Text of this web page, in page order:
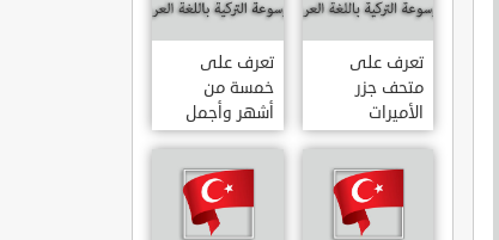
تعرف على
متحف جزر
الأميرات
ADALAR
MÜZESI
تعرف على
خمسة من
أشهر وأجمل
قصور اسطنبول